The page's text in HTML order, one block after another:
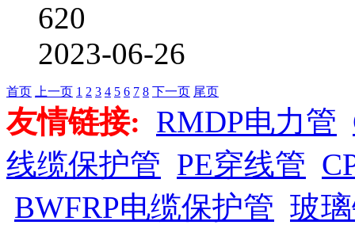
620
2023-06-26
首页 上一页 1 2 3 4 5 6 7 8 下一页 尾页
友情链接: RMDP电力管
线缆保护管 PE穿线管
BWFRP电缆保护管 玻